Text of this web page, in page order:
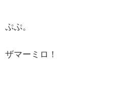
ぷぷ。
ザマーミロ！